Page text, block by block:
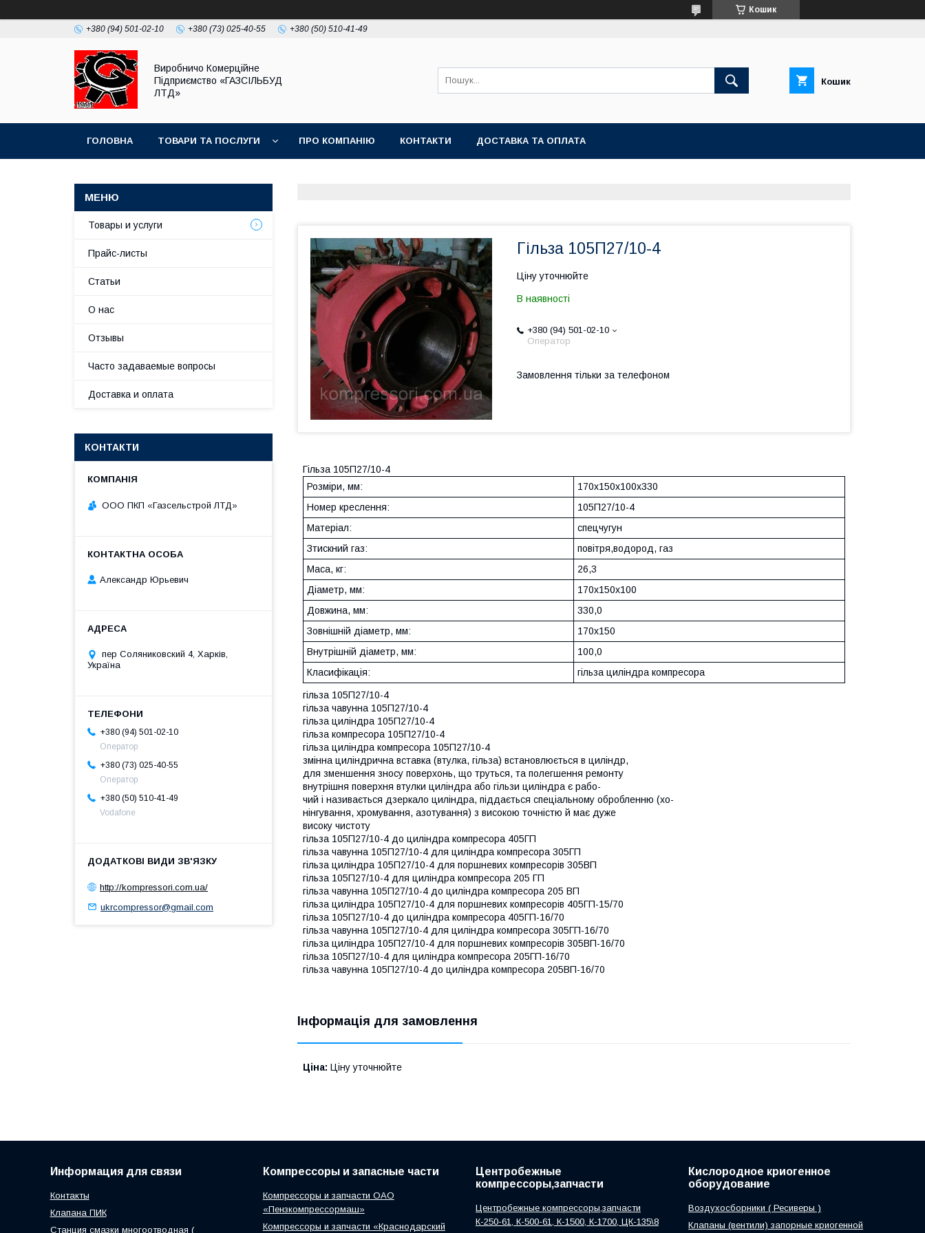
Кошик
+380 (94) 501-02-10 +380 (73) 025-40-55 +380 (50) 510-41-49
Виробничо Комерційне
Підприємство «ГАЗСIЛЬБУД
ЛТД»
Кошик
ГОЛОВНА ТОВАРИ ТА ПОСЛУГИ ПРО КОМПАНІЮ КОНТАКТИ ДОСТАВКА ТА ОПЛАТА
Гільза 105П27/10-4
Ціну уточнюйте
В наявності
+380 (94) 501-02-10
Оператор
Замовлення тільки за телефоном
Гільза 105П27/10-4
Розміри, мм:
170х150х100х330
Номер креслення:
105П27/10-4
Матеріал:
спецчугун
Зтискний газ:
повітря,водород, газ
Маса, кг:
26,3
Діаметр, мм:
170х150х100
Довжина, мм:
330,0
Зовнішній діаметр, мм:
170х150
Внутрішній діаметр, мм:
100,0
Класифікація:
гільза циліндра компресора
гільза 105П27/10-4
гільза чавунна 105П27/10-4
гільза циліндра 105П27/10-4
гільза компресора 105П27/10-4
гільза циліндра компресора 105П27/10-4
змінна циліндрична вставка (втулка, гільза) встановлюється в циліндр,
для зменшення зносу поверхонь, що труться, та полегшення ремонту
внутрішня поверхня втулки циліндра або гільзи циліндра є рабо-
чий і називається дзеркало циліндра, піддається спеціальному обробленню (хо-
нінгування, хромування, азотування) з високою точністю й має дуже
високу чистоту
гільза 105П27/10-4 до циліндра компресора 405ГП
гільза чавунна 105П27/10-4 для циліндра компресора 305ГП
гільза циліндра 105П27/10-4 для поршневих компресорів 305ВП
гільза 105П27/10-4 для циліндра компресора 205 ГП
гільза чавунна 105П27/10-4 до циліндра компресора 205 ВП
гільза циліндра 105П27/10-4 для поршневих компресорів 405ГП-15/70
гільза 105П27/10-4 до циліндра компресора 405ГП-16/70
гільза чавунна 105П27/10-4 для циліндра компресора 305ГП-16/70
гільза циліндра 105П27/10-4 для поршневих компресорів 305ВП-16/70
гільза 105П27/10-4 для циліндра компресора 205ГП-16/70
гільза чавунна 105П27/10-4 до циліндра компресора 205ВП-16/70
Інформація для замовлення
Ціна: Ціну уточнюйте
Товары и услуги
Прайс-листы
Статьи
О нас
Отзывы
Часто задаваемые вопросы
Доставка и оплата
КОНТАКТИ
ООО ПКП «Газсельстрой ЛТД»
Александр Юрьевич
пер Соляниковский 4, Харків,
Україна
+380 (94) 501-02-10
Оператор
+380 (73) 025-40-55
Оператор
+380 (50) 510-41-49
Vodafone
http://kompressori.com.ua/
ukrcompressor@gmail.com
Информация для связи
Контакты
Клапана ПИК
Станция смазки многоотводная (
Компрессоры и запасные части
Компрессоры и запчасти ОАО
«Пензкомпрессормаш»
Компрессоры и запчасти «Краснодарский
Центробежные
компрессоры,запчасти
Центробежные компрессоры,запчасти
К-250-61, К-500-61, К-1500, К-1700, ЦК-135\8
Кислородное криогенное
оборудование
Воздухосборники ( Ресиверы )
Клапаны (вентили) запорные криогенной